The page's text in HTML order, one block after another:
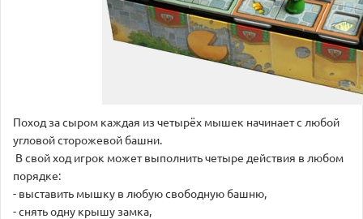
Поход за сыром каждая из четырёх мышек начинает с любой
угловой сторожевой башни.
В свой ход игрок может выполнить четыре действия в любом
порядке:
- выставить мышку в любую свободную башню,
- снять одну крышу замка,